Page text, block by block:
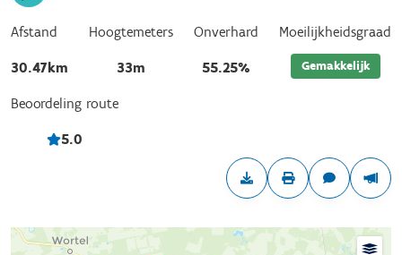
Afstand
30.47km
Hoogtemeters
33m
Onverhard
55.25%
Moeilijkheidsgraad
Gemakkelijk
Beoordeling route
5.0